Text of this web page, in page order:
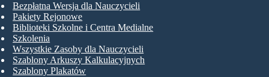
Bezpłatna Wersja dla Nauczycieli
Pakiety Rejonowe
Biblioteki Szkolne i Centra Medialne
Szkolenia
Wszystkie Zasoby dla Nauczycieli
Szablony Arkuszy Kalkulacyjnych
Szablony Plakatów